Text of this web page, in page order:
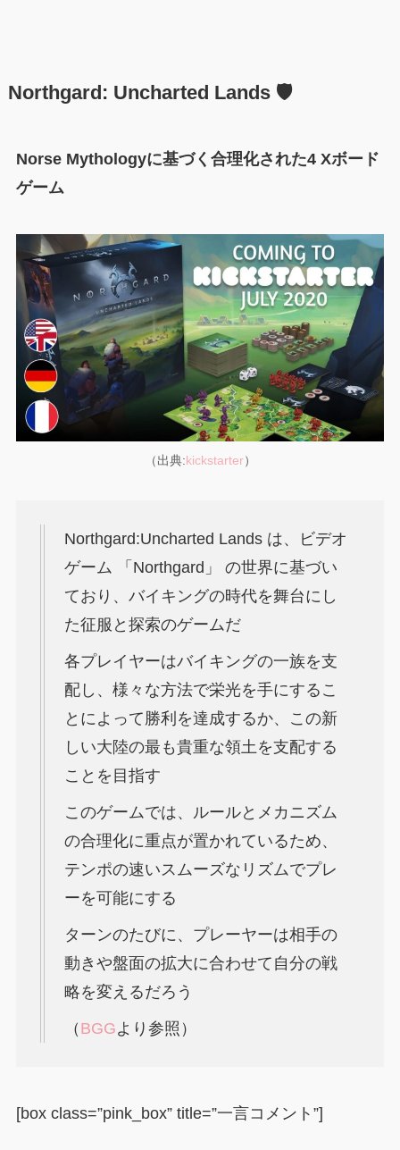
Northgard: Uncharted Lands 🛡️
Norse Mythologyに基づく合理化された4 Xボード
ゲーム
（出典:kickstarter）
Northgard:Uncharted Lands は、ビデオ
ゲーム 「Northgard」 の世界に基づい
ており、バイキングの時代を舞台にし
た征服と探索のゲームだ
各プレイヤーはバイキングの一族を支
配し、様々な方法で栄光を手にするこ
とによって勝利を達成するか、この新
しい大陸の最も貴重な領土を支配する
ことを目指す
このゲームでは、ルールとメカニズム
の合理化に重点が置かれているため、
テンポの速いスムーズなリズムでプレ
ーを可能にする
ターンのたびに、プレーヤーは相手の
動きや盤面の拡大に合わせて自分の戦
略を変えるだろう
（ BGGより参照）
[box class=”pink_box” title=”一言コメント”]